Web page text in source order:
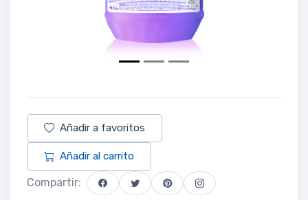
Añadir a favoritos
Añadir al carrito
Compartir: